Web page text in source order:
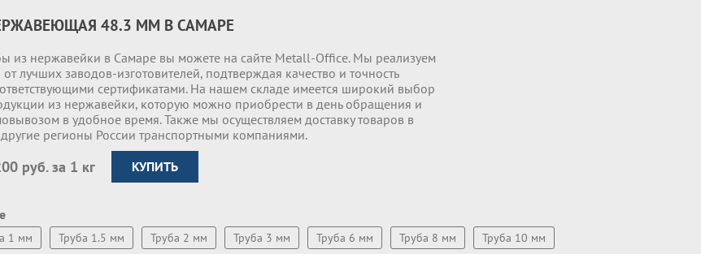
48.3 ММ В САМАРЕ
из нержавейки в Самаре вы можете на сайте Metall-Office. Мы реализуем
лучших заводов-изготовителей, подтверждая качество и точность
сертификатами. На нашем складе имеетcя широкий выбор
из нержавейки, которую можно приобрести в день обращения и
в удобное время. Также мы осуществляем доставку товаров в
регионы России транспортными компаниями.
руб. за 1 кг КУПИТЬ
1 мм Труба 1.5 мм Труба 2 мм Труба 3 мм Труба 6 мм Труба 8 мм Труба 10 мм